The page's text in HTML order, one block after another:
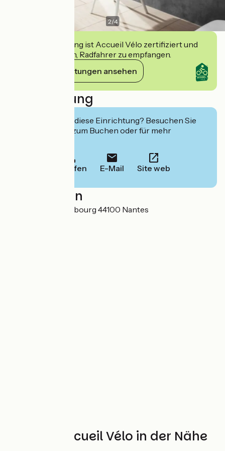
2/4
Diese Einrichtung ist Accueil Vélo zertifiziert und
verpflichtet sich, Radfahrer zu empfangen.
Ihre Verpflichtungen ansehen
Beschreibung
Interessiert Sie diese Einrichtung? Besuchen Sie
deren Website zum Buchen oder für mehr
Anrufen E-Mail Site web
Localisation
15 bis rue de Strasbourg 44100 Nantes
Weitere Accueil Vélo in der Nähe